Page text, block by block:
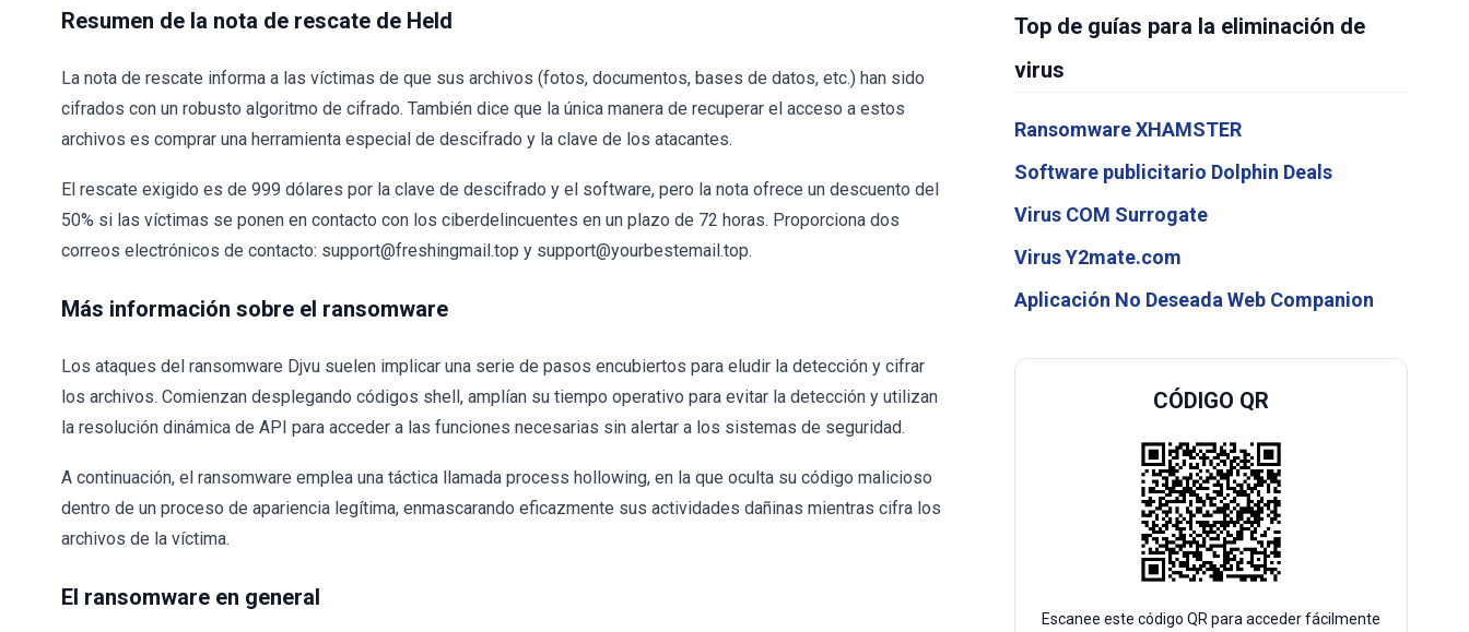
Resumen de la nota de rescate de Held
La nota de rescate informa a las víctimas de que sus archivos (fotos, documentos, bases de datos, etc.) han sido
cifrados con un robusto algoritmo de cifrado. También dice que la única manera de recuperar el acceso a estos
archivos es comprar una herramienta especial de descifrado y la clave de los atacantes.
El rescate exigido es de 999 dólares por la clave de descifrado y el software, pero la nota ofrece un descuento del
50% si las víctimas se ponen en contacto con los ciberdelincuentes en un plazo de 72 horas. Proporciona dos
correos electrónicos de contacto: support@freshingmail.top y support@yourbestemail.top.
Más información sobre el ransomware
Los ataques del ransomware Djvu suelen implicar una serie de pasos encubiertos para eludir la detección y cifrar
los archivos. Comienzan desplegando códigos shell, amplían su tiempo operativo para evitar la detección y utilizan
la resolución dinámica de API para acceder a las funciones necesarias sin alertar a los sistemas de seguridad.
A continuación, el ransomware emplea una táctica llamada process hollowing, en la que oculta su código malicioso
dentro de un proceso de apariencia legítima, enmascarando eficazmente sus actividades dañinas mientras cifra los
archivos de la víctima.
El ransomware en general
Top de guías para la eliminación de
virus
Ransomware XHAMSTER
Software publicitario Dolphin Deals
Virus COM Surrogate
Virus Y2mate.com
Aplicación No Deseada Web Companion
CÓDIGO QR
Escanee este código QR para acceder fácilmente